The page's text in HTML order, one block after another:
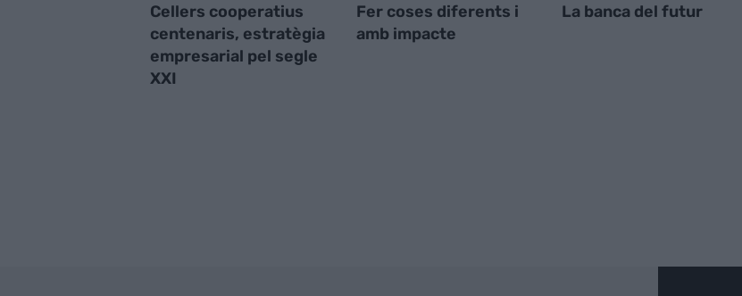
Cellers cooperatius
centenaris, estratègia
empresarial pel segle
XXI
Fer coses diferents i
amb impacte
La banca del futur